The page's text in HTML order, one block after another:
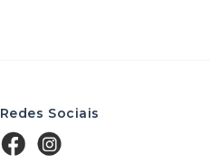
Redes Sociais